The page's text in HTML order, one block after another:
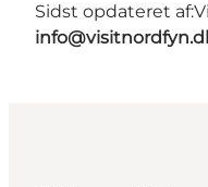
Sidst opdateret af: